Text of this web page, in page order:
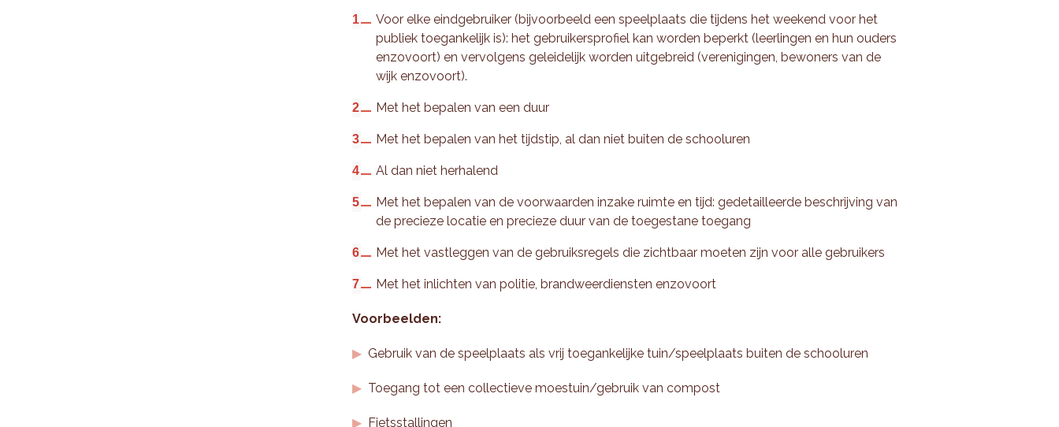
Voor elke eindgebruiker (bijvoorbeeld een speelplaats die tijdens het weekend voor het
publiek toegankelijk is): het gebruikersprofiel kan worden beperkt (leerlingen en hun ouders
enzovoort) en vervolgens geleidelijk worden uitgebreid (verenigingen, bewoners van de
wijk enzovoort).
Met het bepalen van een duur
Met het bepalen van het tijdstip, al dan niet buiten de schooluren
Al dan niet herhalend
Met het bepalen van de voorwaarden inzake ruimte en tijd: gedetailleerde beschrijving van
de precieze locatie en precieze duur van de toegestane toegang
Met het vastleggen van de gebruiksregels die zichtbaar moeten zijn voor alle gebruikers
Met het inlichten van politie, brandweerdiensten enzovoort
Voorbeelden:
Gebruik van de speelplaats als vrij toegankelijke tuin/speelplaats buiten de schooluren
Toegang tot een collectieve moestuin/gebruik van compost
Fietsstallingen